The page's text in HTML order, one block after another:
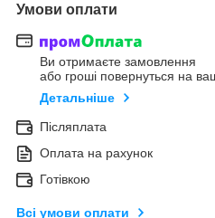
Умови оплати
Ви отримаєте замовлення
або гроші повернуться на
Детальніше
Післяплата
Оплата на рахунок
Готівкою
Всі умови оплати